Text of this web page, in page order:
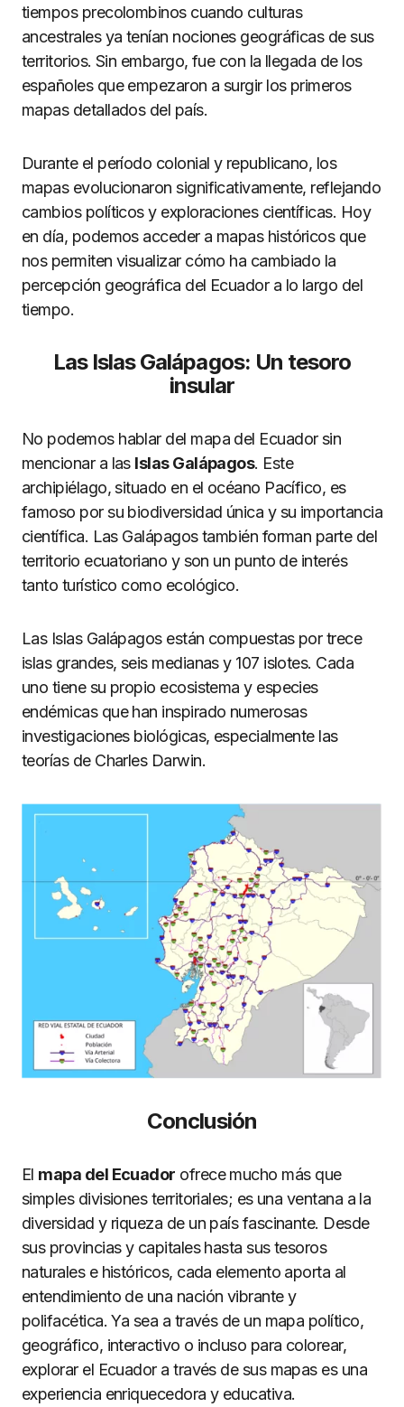
tiempos precolombinos cuando culturas
ancestrales ya tenían nociones geográficas de sus
territorios. Sin embargo, fue con la llegada de los
españoles que empezaron a surgir los primeros
mapas detallados del país.
Durante el período colonial y republicano, los
mapas evolucionaron significativamente, reflejando
cambios políticos y exploraciones científicas. Hoy
en día, podemos acceder a mapas históricos que
nos permiten visualizar cómo ha cambiado la
percepción geográfica del Ecuador a lo largo del
tiempo.
Las Islas Galápagos: Un tesoro
insular
No podemos hablar del mapa del Ecuador sin
mencionar a las Islas Galápagos. Este
archipiélago, situado en el océano Pacífico, es
famoso por su biodiversidad única y su importancia
científica. Las Galápagos también forman parte del
territorio ecuatoriano y son un punto de interés
tanto turístico como ecológico.
Las Islas Galápagos están compuestas por trece
islas grandes, seis medianas y 107 islotes. Cada
uno tiene su propio ecosistema y especies
endémicas que han inspirado numerosas
investigaciones biológicas, especialmente las
teorías de Charles Darwin.
Conclusión
El mapa del Ecuador ofrece mucho más que
simples divisiones territoriales; es una ventana a la
diversidad y riqueza de un país fascinante. Desde
sus provincias y capitales hasta sus tesoros
naturales e históricos, cada elemento aporta al
entendimiento de una nación vibrante y
polifacética. Ya sea a través de un mapa político,
geográfico, interactivo o incluso para colorear,
explorar el Ecuador a través de sus mapas es una
experiencia enriquecedora y educativa.